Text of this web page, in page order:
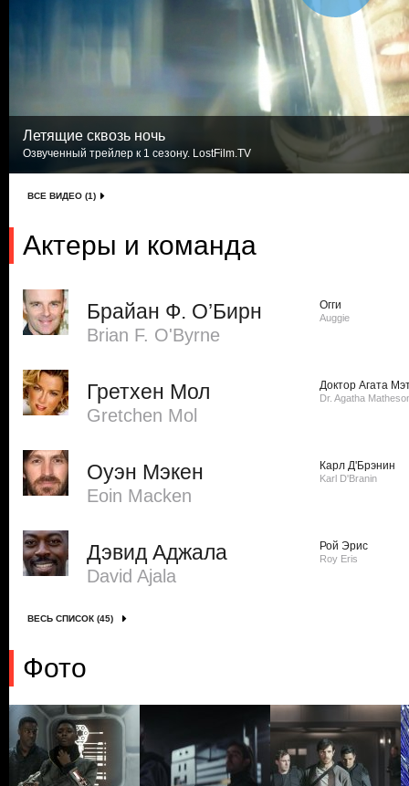
Летящие сквозь ночь
Озвученный трейлер к 1 сезону. LostFilm.TV
ВСЕ ВИДЕО (1)
Актеры и команда
Брайан Ф. О’Бирн
Brian F. O'Byrne
Огги
Auggie
Гретхен Мол
Gretchen Mol
Доктор Агата
Dr. Agatha
Оуэн Мэкен
Eoin Macken
Карл Д'Брэнин
Karl D'Branin
Дэвид Аджала
David Ajala
Рой Эрис
Roy Eris
ВЕСЬ СПИСОК (45)
Фото